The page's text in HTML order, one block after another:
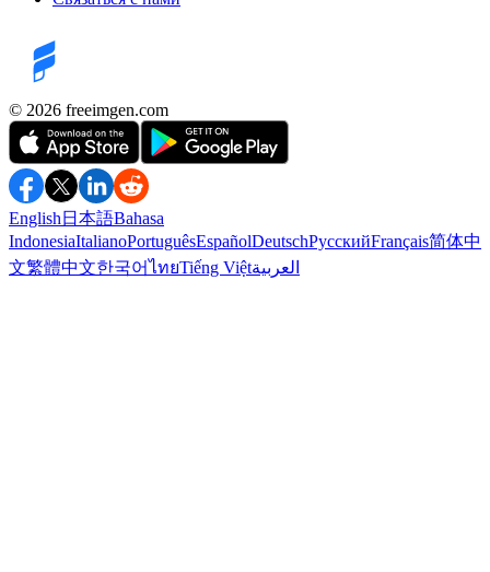
©️ 2026 freeimgen.com
English 日本語Bahasa
IndonesiaItalianoPortuguêsEspañolDeutschРусскийFrançais简体中
文繁體中文한국어ไทยTiếng Việtالعربية